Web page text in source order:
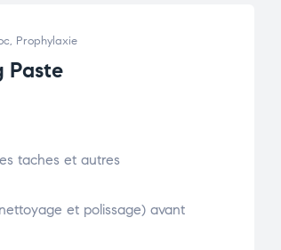
, Prophylaxie
Paste
taches et autres
et polissage) avant